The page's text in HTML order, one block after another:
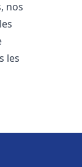
nos
les